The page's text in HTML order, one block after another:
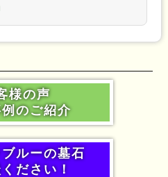
様の声
のご紹介
ルーの墓石
ださい！